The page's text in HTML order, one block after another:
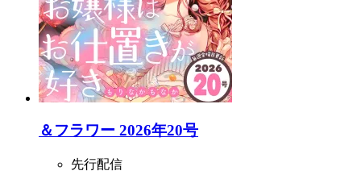
＆フラワー 2026年20号
先行配信